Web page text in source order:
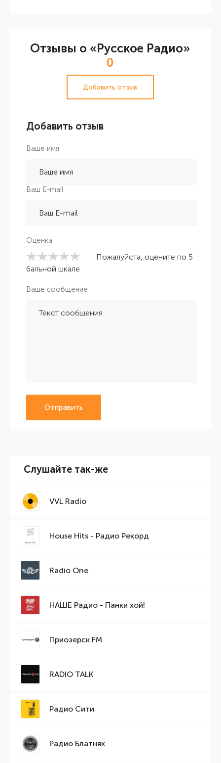
Отзывы о «Русское Радио»
0
Добавить отзыв
Добавить отзыв
Ваше имя
Ваш E-mail
Оценка
Пожалуйста, оцените по 5
бальной шкале
Ваше сообщение
Отправить
Слушайте так-же
VVL Radio
House Hits - Радио Рекорд
Radio One
НАШЕ Радио - Панки хой!
Приозерск FМ
RADIO TALK
Радио Сити
Радио Блатняк